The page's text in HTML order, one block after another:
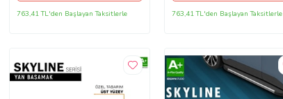
763,41 TL'den Başlayan Taksitlerle 763,41 TL'den Başlayan Taksitlerle